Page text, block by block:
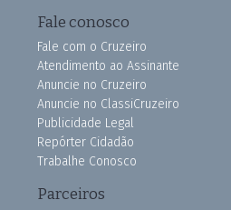
Fale conosco
Fale com o Cruzeiro
Atendimento ao Assinante
Anuncie no Cruzeiro
Anuncie no ClassiCruzeiro
Publicidade Legal
Repórter Cidadão
Trabalhe Conosco
Parceiros